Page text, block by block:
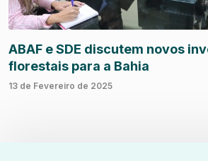
ABAF e SDE discutem novos
florestais para a Bahia
13 de Fevereiro de 2025